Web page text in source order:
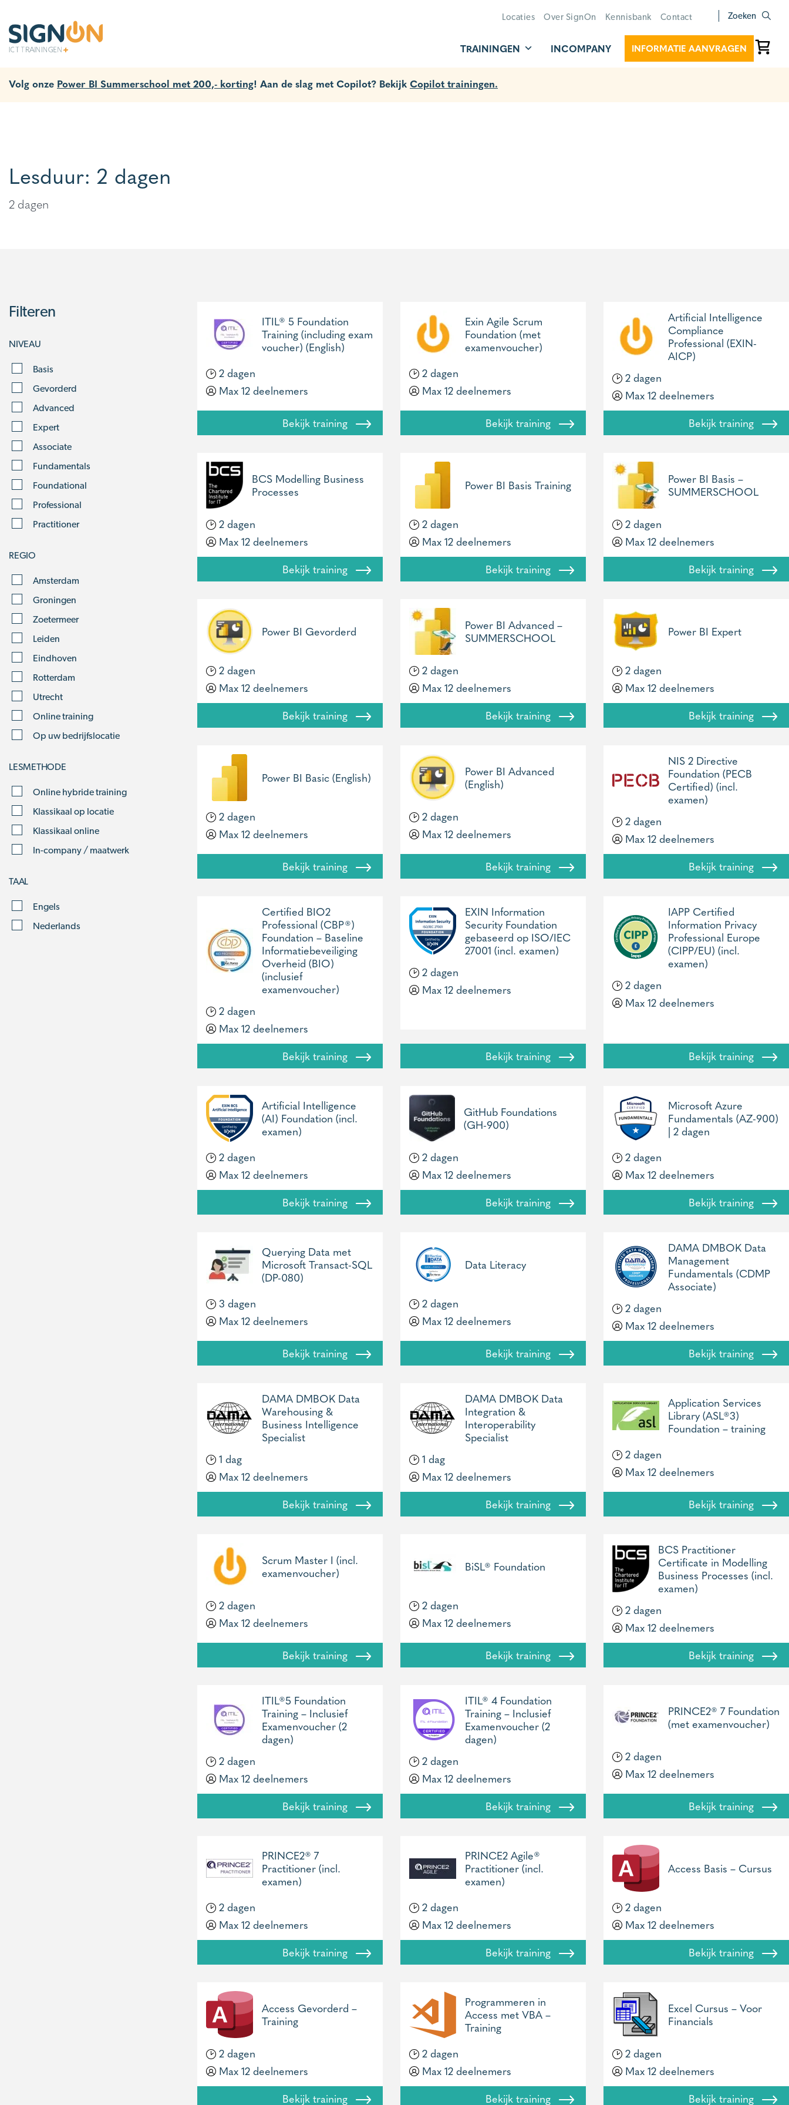
Locaties Over SignOn Kennisbank Contact Zoeken
TRAININGEN INCOMPANY INFORMATIE AANVRAGEN
Volg onze Power BI Summerschool met 200,- korting! Aan de slag met Copilot? Bekijk Copilot trainingen.
Lesduur: 2 dagen
2 dagen
Filteren
NIVEAU
Basis
Gevorderd
Advanced
Expert
Associate
Fundamentals
Foundational
Professional
Practitioner
REGIO
Amsterdam
Groningen
Zoetermeer
Leiden
Eindhoven
Rotterdam
Utrecht
Online training
Op uw bedrijfslocatie
LESMETHODE
Online hybride training
Klassikaal op locatie
Klassikaal online
In-company / maatwerk
TAAL
Engels
Nederlands
ITIL® 5 Foundation
Training (including exam
voucher) (English)
2 dagen
Max 12 deelnemers
Bekijk training
Exin Agile Scrum
Foundation (met
examenvoucher)
2 dagen
Max 12 deelnemers
Bekijk training
Artificial Intelligence
Compliance
Professional (EXIN-
AICP)
2 dagen
Max 12 deelnemers
Bekijk training
BCS Modelling Business
Processes
2 dagen
Max 12 deelnemers
Bekijk training
Power BI Basis Training
2 dagen
Max 12 deelnemers
Bekijk training
Power BI Basis –
SUMMERSCHOOL
2 dagen
Max 12 deelnemers
Bekijk training
Power BI Gevorderd
2 dagen
Max 12 deelnemers
Bekijk training
Power BI Advanced –
SUMMERSCHOOL
2 dagen
Max 12 deelnemers
Bekijk training
Power BI Expert
2 dagen
Max 12 deelnemers
Bekijk training
Power BI Basic (English)
2 dagen
Max 12 deelnemers
Bekijk training
Power BI Advanced
(English)
2 dagen
Max 12 deelnemers
Bekijk training
NIS 2 Directive
Foundation (PECB
Certified) (incl.
examen)
2 dagen
Max 12 deelnemers
Bekijk training
Certified BIO2
Professional (CBP®)
Foundation – Baseline
Informatiebeveiliging
Overheid (BIO)
(inclusief
examenvoucher)
2 dagen
Max 12 deelnemers
Bekijk training
EXIN Information
Security Foundation
gebaseerd op ISO/IEC
27001 (incl. examen)
2 dagen
Max 12 deelnemers
Bekijk training
IAPP Certified
Information Privacy
Professional Europe
(CIPP/EU) (incl.
examen)
2 dagen
Max 12 deelnemers
Bekijk training
Artificial Intelligence
(AI) Foundation (incl.
examen)
2 dagen
Max 12 deelnemers
Bekijk training
GitHub Foundations
(GH-900)
2 dagen
Max 12 deelnemers
Bekijk training
Microsoft Azure
Fundamentals (AZ-900)
| 2 dagen
2 dagen
Max 12 deelnemers
Bekijk training
Querying Data met
Microsoft Transact-SQL
(DP-080)
3 dagen
Max 12 deelnemers
Bekijk training
Data Literacy
2 dagen
Max 12 deelnemers
Bekijk training
DAMA DMBOK Data
Management
Fundamentals (CDMP
Associate)
2 dagen
Max 12 deelnemers
Bekijk training
DAMA DMBOK Data
Warehousing &
Business Intelligence
Specialist
1 dag
Max 12 deelnemers
Bekijk training
DAMA DMBOK Data
Integration &
Interoperability
Specialist
1 dag
Max 12 deelnemers
Bekijk training
Application Services
Library (ASL®3)
Foundation – training
2 dagen
Max 12 deelnemers
Bekijk training
Scrum Master I (incl.
examenvoucher)
2 dagen
Max 12 deelnemers
Bekijk training
BiSL® Foundation
2 dagen
Max 12 deelnemers
Bekijk training
BCS Practitioner
Certificate in Modelling
Business Processes (incl.
examen)
2 dagen
Max 12 deelnemers
Bekijk training
ITIL®5 Foundation
Training – Inclusief
Examenvoucher (2
dagen)
2 dagen
Max 12 deelnemers
Bekijk training
ITIL® 4 Foundation
Training – Inclusief
Examenvoucher (2
dagen)
2 dagen
Max 12 deelnemers
Bekijk training
PRINCE2® 7 Foundation
(met examenvoucher)
2 dagen
Max 12 deelnemers
Bekijk training
PRINCE2® 7
Practitioner (incl.
examen)
2 dagen
Max 12 deelnemers
Bekijk training
PRINCE2 Agile®
Practitioner (incl.
examen)
2 dagen
Max 12 deelnemers
Bekijk training
Access Basis – Cursus
2 dagen
Max 12 deelnemers
Bekijk training
Access Gevorderd –
Training
2 dagen
Max 12 deelnemers
Bekijk training
Programmeren in
Access met VBA –
Training
2 dagen
Max 12 deelnemers
Bekijk training
Excel Cursus – Voor
Financials
2 dagen
Max 12 deelnemers
Bekijk training